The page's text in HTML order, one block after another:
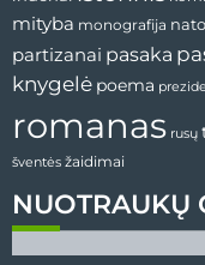
NUOTRAUKŲ
mityba monografija
partizanai pasaka
knygelė poema
romanas rusų
šventės žaidimai